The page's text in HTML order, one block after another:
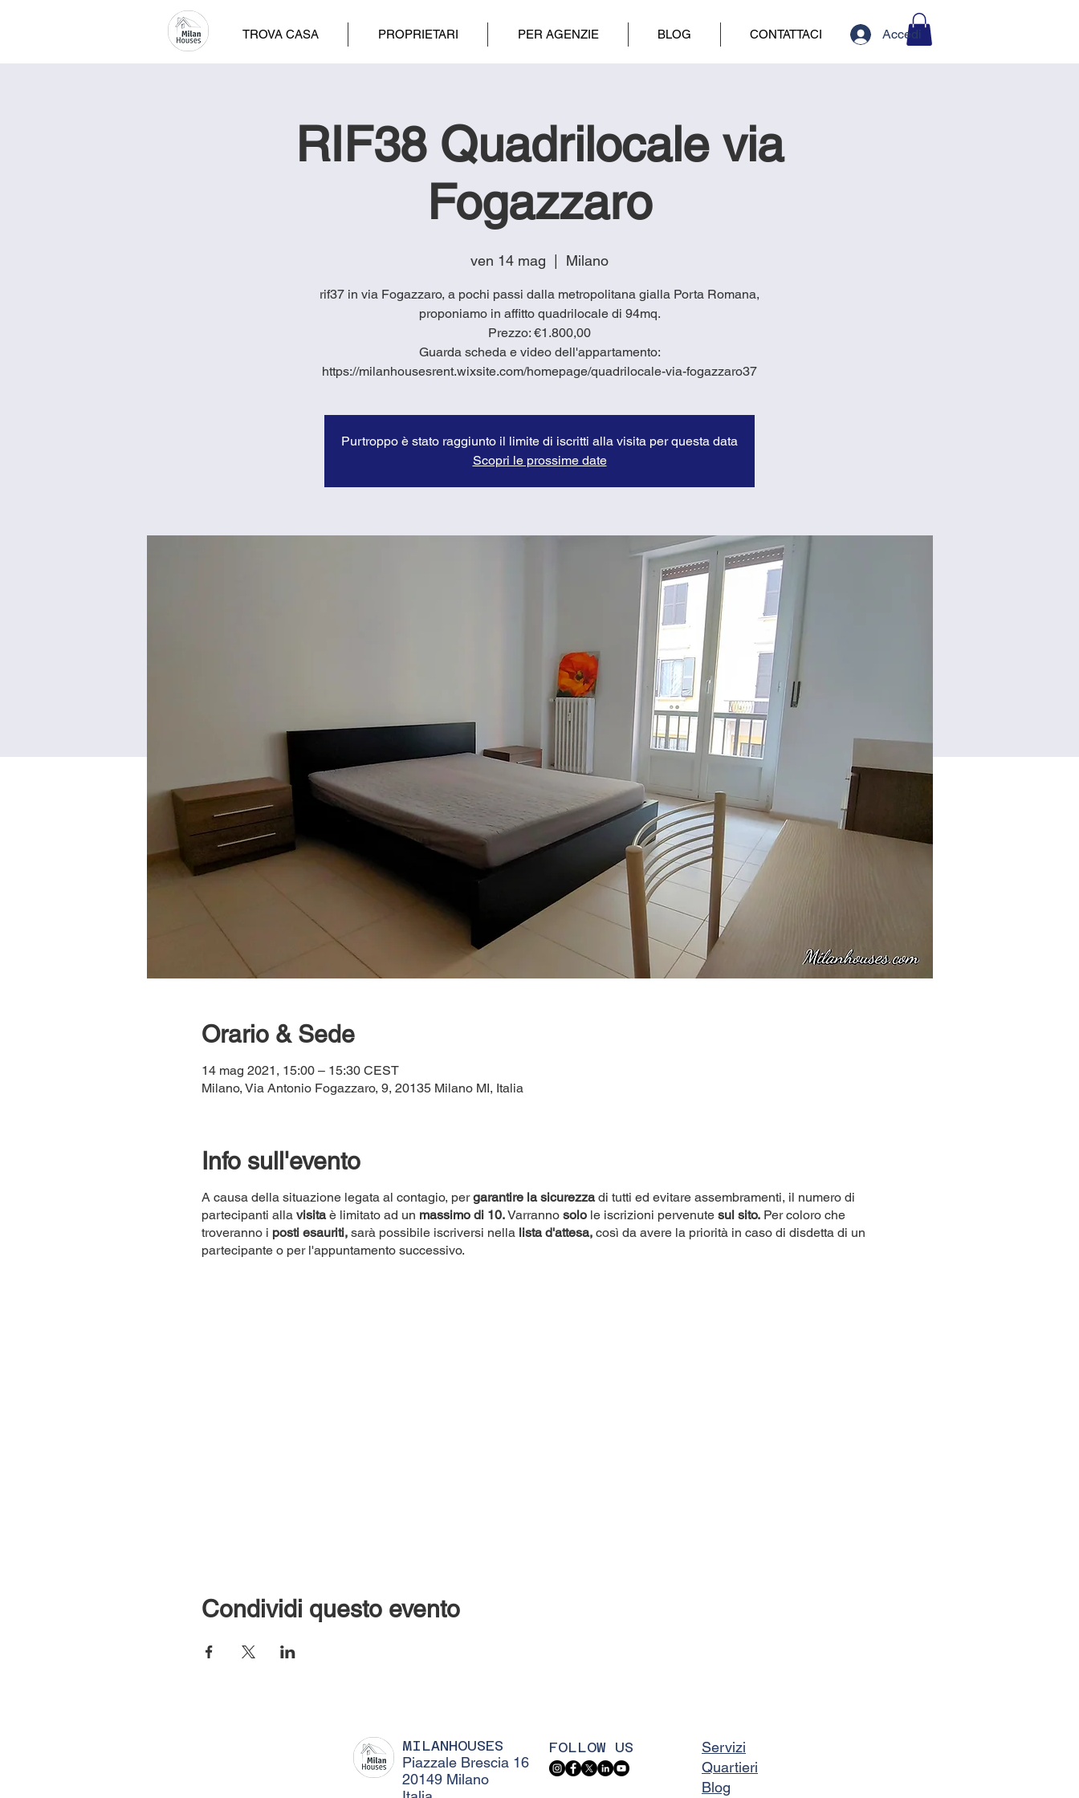
TROVA CASA PROPRIETARI PER AGENZIE BLOG CONTATTACI Accedi
RIF38 Quadrilocale via
Fogazzaro
ven 14 mag
  |
Milano
rif37 in via Fogazzaro, a pochi passi dalla metropolitana gialla Porta Romana,
proponiamo in affitto quadrilocale di 94mq.
Prezzo: €1.800,00
Guarda scheda e video dell'appartamento:
https://milanhousesrent.wixsite.com/homepage/quadrilocale-via-fogazzaro37
Purtroppo è stato raggiunto il limite di iscritti alla visita per questa data
Scopri le prossime date
Orario & Sede
14 mag 2021, 15:00 – 15:30 CEST
Milano, Via Antonio Fogazzaro, 9, 20135 Milano MI, Italia
Info sull'evento
A causa della situazione legata al contagio, pergarantire la sicurezzadi tutti ed evitare assembramenti, il numero di
partecipanti alla visitaè limitato ad un massimo di 10.Varranno solole iscrizioni pervenute sul sito.Per coloro che
troveranno i posti esauriti,sarà possibile iscriversi nella lista d'attesa,così da avere la priorità in caso di disdetta di un
partecipante o per l'appuntamento successivo.
Condividi questo evento
MILANHOUSES
Piazzale Brescia 16
20149 Milano
FOLLOW US
Servizi
Quartieri
Blog